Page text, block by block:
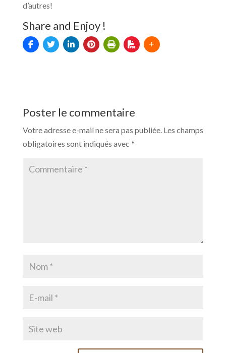
d’autres!
Share and Enjoy !
Poster le commentaire
Votre adresse e-mail ne sera pas publiée. Les champs
obligatoires sont indiqués avec *